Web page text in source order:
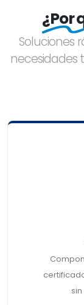
¿Por
Soluciones
necesidades